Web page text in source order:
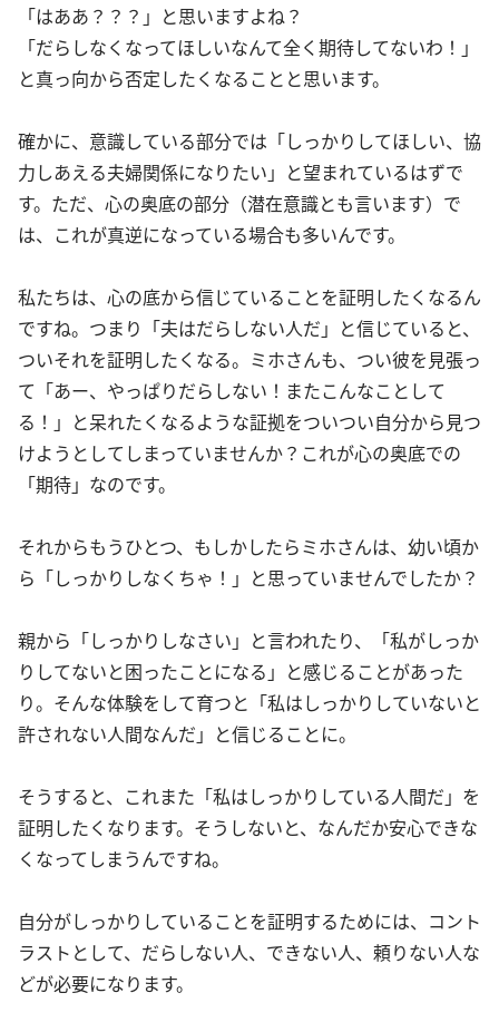
「はああ？？？」と思いますよね？
「だらしなくなってほしいなんて全く期待してないわ！」
と真っ向から否定したくなることと思います。
確かに、意識している部分では「しっかりしてほしい、協
力しあえる夫婦関係になりたい」と望まれているはずで
す。ただ、心の奥底の部分（潜在意識とも言います）で
は、これが真逆になっている場合も多いんです。
私たちは、心の底から信じていることを証明したくなるん
ですね。つまり「夫はだらしない人だ」と信じていると、
ついそれを証明したくなる。ミホさんも、つい彼を見張っ
て「あー、やっぱりだらしない！またこんなことして
る！」と呆れたくなるような証拠をついつい自分から見つ
けようとしてしまっていませんか？これが心の奥底での
「期待」なのです。
それからもうひとつ、もしかしたらミホさんは、幼い頃か
ら「しっかりしなくちゃ！」と思っていませんでしたか？
親から「しっかりしなさい」と言われたり、「私がしっか
りしてないと困ったことになる」と感じることがあった
り。そんな体験をして育つと「私はしっかりしていないと
許されない人間なんだ」と信じることに。
そうすると、これまた「私はしっかりしている人間だ」を
証明したくなります。そうしないと、なんだか安心できな
くなってしまうんですね。
自分がしっかりしていることを証明するためには、コント
ラストとして、だらしない人、できない人、頼りない人な
どが必要になります。